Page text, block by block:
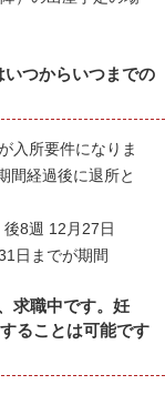
つからいつまでの
入所要件になりま
間経過後に退所と
8週 12月27日
が期間
求職中です。妊
ることは可能です